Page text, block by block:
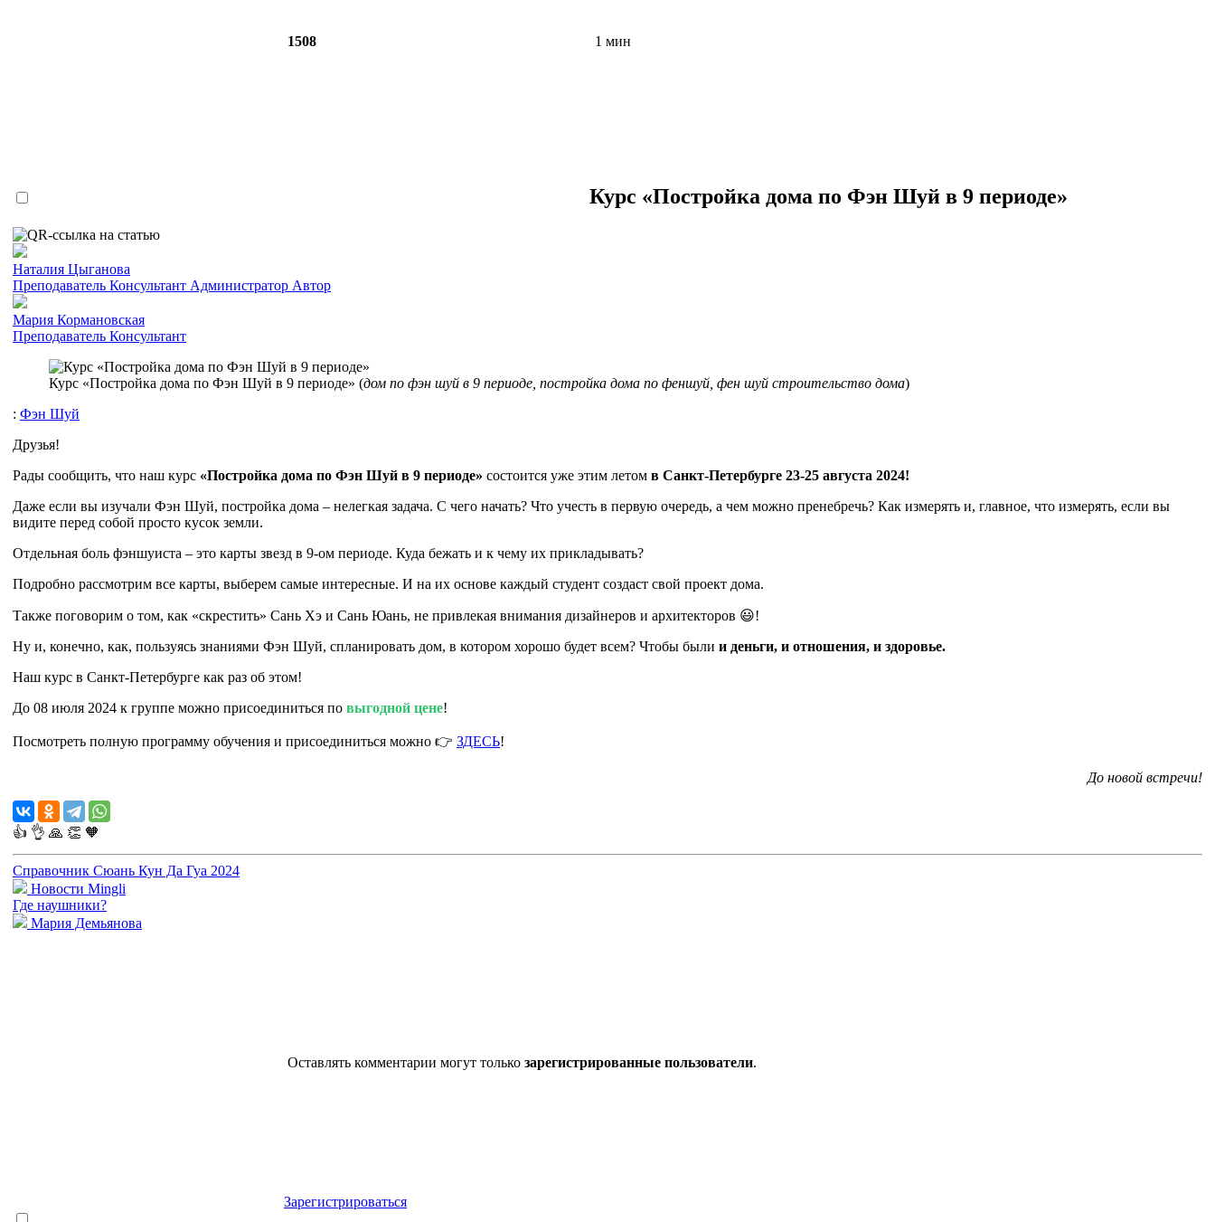
1508 1 мин
Курс «Постройка дома по Фэн Шуй в 9 периоде»
Наталия Цыганова
Преподаватель Консультант Администратор Автор
Мария Кормановская
Преподаватель Консультант
Курс «Постройка дома по Фэн Шуй в 9 периоде» (дом по фэн шуй в 9 периоде, постройка дома по феншуй, фен шуй строительство дома)
: Фэн Шуй
Друзья!
Рады сообщить, что наш курс «Постройка дома по Фэн Шуй в 9 периоде» состоится уже этим летом в Санкт-Петербурге 23-25 августа 2024!
Даже если вы изучали Фэн Шуй, постройка дома – нелегкая задача. С чего начать? Что учесть в первую очередь, а чем можно пренебречь? Как измерять и, главное, что измерять, если вы
видите перед собой просто кусок земли.
Отдельная боль фэншуиста – это карты звезд в 9-ом периоде. Куда бежать и к чему их прикладывать?
Подробно рассмотрим все карты, выберем самые интересные. И на их основе каждый студент создаст свой проект дома.
Также поговорим о том, как «скрестить» Сань Хэ и Сань Юань, не привлекая внимания дизайнеров и архитекторов 😃!
Ну и, конечно, как, пользуясь знаниями Фэн Шуй, спланировать дом, в котором хорошо будет всем? Чтобы были и деньги, и отношения, и здоровье.
Наш курс в Санкт-Петербурге как раз об этом!
До 08 июля 2024 к группе можно присоединиться по выгодной цене!
Посмотреть полную программу обучения и присоединиться можно 👉 ЗДЕСЬ!
До новой встречи!
👍 👌 🙏 👏 🧡
Справочник Сюань Кун Да Гуа 2024
Новости Mingli
Где наушники?
Мария Демьянова
Оставлять комментарии могут только зарегистрированные пользователи.
Зарегистрироваться